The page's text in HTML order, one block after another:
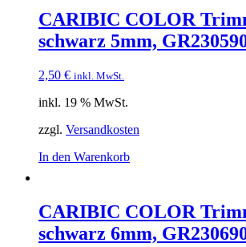
CARIBIC COLOR
schwarz 5mm,
2,50 € inkl. MwSt.
inkl. 19 % MwSt.
zzgl. Versandkosten
In den Warenkorb
CARIBIC COLOR
schwarz 6mm,